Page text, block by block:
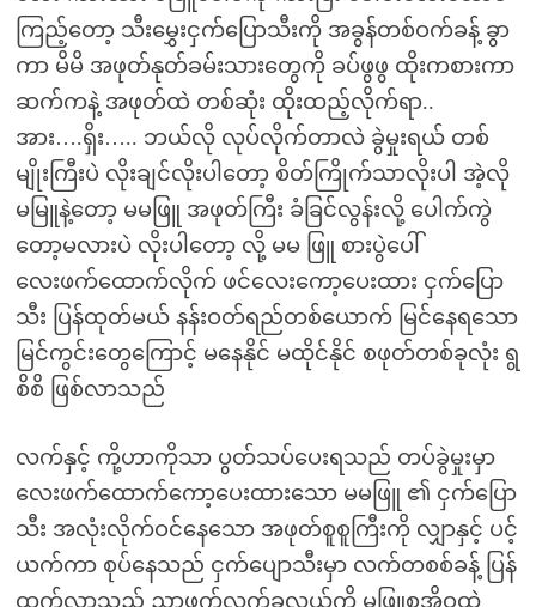
ကြည့်တော့ သီးမွှေးငှက်ပြောသီးကို အခွန်တစ်ဝက်ခန့် ခွာ
ကာ မိမိ အဖုတ်နုတ်ခမ်းသားတွေကို ခပ်ဖွဖွ ထိုးကစားကာ
ဆက်ကနဲ့ အဖုတ်ထဲ တစ်ဆုံး ထိုးထည့်လိုက်ရာ..
အား….ရှိး….. ဘယ်လို လုပ်လိုက်တာလဲ ခွဲမှုးရယ် တစ်
မျိုးကြီးပဲ လိုးချင်လိုးပါတော့ စိတ်ကြိုက်သာလိုးပါ အဲ့လို
မမြူနဲ့တော့ မမဖြူ အဖုတ်ကြီး ခံခြင်လွန်းလို့ ပေါက်ကွဲ
တော့မလားပဲ လိုးပါတော့ လို့ မမ ဖြူ စားပွဲပေါ်
လေးဖက်ထောက်လိုက် ဖင်လေးကော့ပေးထား ငှက်ပြော
သီး ပြန်ထုတ်မယ် နန်းဝတ်ရည်တစ်ယောက် မြင်နေရသော
မြင်ကွင်းတွေကြောင့် မနေနိုင် မထိုင်နိုင် စဖုတ်တစ်ခုလုံး ရွ
စိစိ ဖြစ်လာသည်
လက်နှင့် ကို့ဟာကိုသာ ပွတ်သပ်ပေးရသည် တပ်ခွဲမှုးမှာ
လေးဖက်ထောက်ကော့ပေးထားသော မမဖြူ ၏ ငှက်ပြော
သီး အလုံးလိုက်ဝင်နေသော အဖုတ်စူစူကြီးကို လျှာနှင့် ပင့်
ယက်ကာ စုပ်နေသည် ငှက်ပျောသီးမှာ လက်တစစ်ခန့် ပြန်
ထွက်လာသည် ညာဖက်လက်ခလယ်ကို မဖြူစအိုဝထဲ